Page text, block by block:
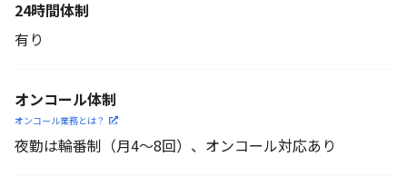
24時間体制
有り
オンコール体制
オンコール業務とは？
夜勤は輪番制（月4～8回）、オンコール対応あり